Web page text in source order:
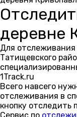
деревне
Для отслеживания
Татищевского
1Track.ru
Всего навсего
отслеживания в
кнопку отследить